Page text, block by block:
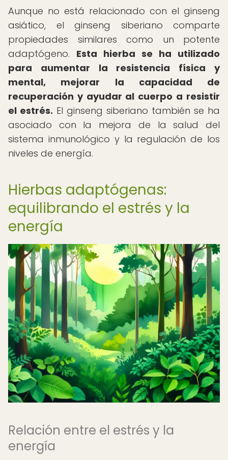
Aunque no está relacionado con el ginseng
asiático, el ginseng siberiano comparte
propiedades similares como un potente
adaptógeno. Esta hierba se ha utilizado
para aumentar la resistencia física y
mental, mejorar la capacidad de
recuperación y ayudar al cuerpo a resistir
el estrés. El ginseng siberiano también se ha
asociado con la mejora de la salud del
sistema inmunológico y la regulación de los
niveles de energía.
Hierbas adaptógenas:
equilibrando el estrés y la
energía
Relación entre el estrés y la
energía